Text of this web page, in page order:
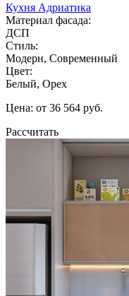
Кухня Адриатика
Материал фасада:
ДСП
Стиль:
Модерн, Современный
Цвет:
Белый, Орех
Цена: от 36 564 руб.
Рассчитать